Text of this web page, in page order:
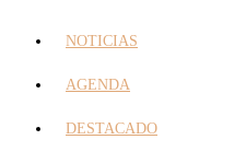
NOTICIAS
AGENDA
DESTACADO